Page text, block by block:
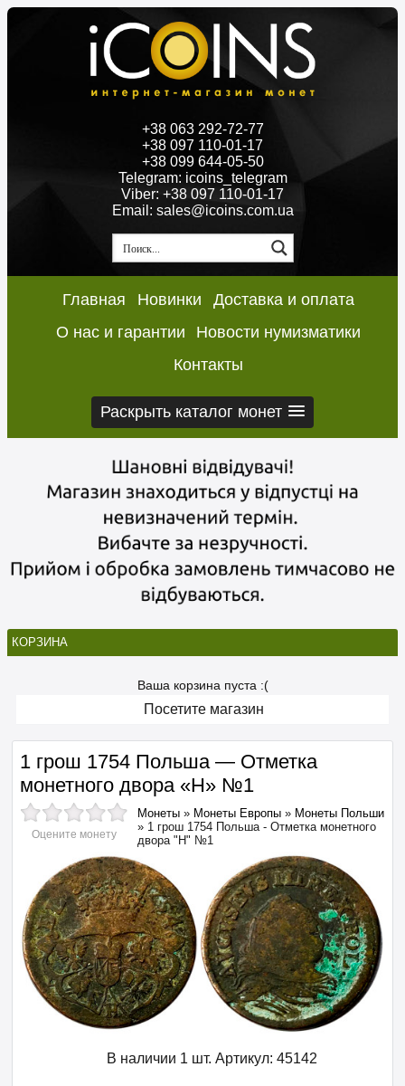
+38 063 292-72-77
+38 097 110-01-17
+38 099 644-05-50
Telegram: icoins_telegram
Viber: +38 097 110-01-17
Email: sales@icoins.com.ua
Главная Новинки
Доставка и оплата
О нас и гарантии
Новости нумизматики
Контакты
Раскрыть каталог монет
КОРЗИНА
Ваша корзина пуста :(
Посетите магазин
1 грош 1754 Польша — Отметка
монетного двора «H» №1
Оцените монету
Монеты » Монеты Европы » Монеты Польши
» 1 грош 1754 Польша - Отметка монетного
двора "H" №1
В наличии 1 шт. Артикул: 45142